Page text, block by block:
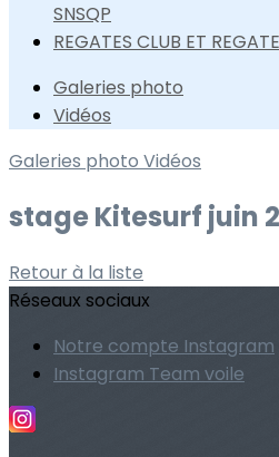
SNSQP
REGATES CLUB ET
Galeries photo
Vidéos
Galeries photo Vidéos
stage Kitesurf juin
Retour à la liste
Réseaux sociaux
Notre compte Instagram
Instagram Team voile